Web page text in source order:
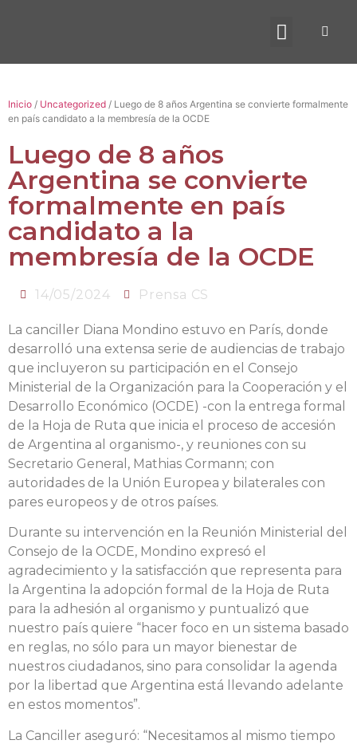
Inicio / Uncategorized / Luego de 8 años Argentina se convierte formalmente
en país candidato a la membresía de la OCDE
Luego de 8 años
Argentina se convierte
formalmente en país
candidato a la
membresía de la OCDE
14/05/2024 Prensa CS
La canciller Diana Mondino estuvo en París, donde
desarrolló una extensa serie de audiencias de trabajo
que incluyeron su participación en el Consejo
Ministerial de la Organización para la Cooperación y el
Desarrollo Económico (OCDE) -con la entrega formal
de la Hoja de Ruta que inicia el proceso de accesión
de Argentina al organismo-, y reuniones con su
Secretario General, Mathias Cormann; con
autoridades de la Unión Europea y bilaterales con
pares europeos y de otros países.
Durante su intervención en la Reunión Ministerial del
Consejo de la OCDE, Mondino expresó el
agradecimiento y la satisfacción que representa para
la Argentina la adopción formal de la Hoja de Ruta
para la adhesión al organismo y puntualizó que
nuestro país quiere “hacer foco en un sistema basado
en reglas, no sólo para un mayor bienestar de
nuestros ciudadanos, sino para consolidar la agenda
por la libertad que Argentina está llevando adelante
en estos momentos”.
La Canciller aseguró: “Necesitamos al mismo tiempo